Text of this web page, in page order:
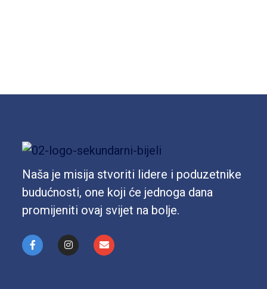
Naša je misija stvoriti lidere i poduzetnike
budućnosti, one koji će jednoga dana
promijeniti ovaj svijet na bolje.